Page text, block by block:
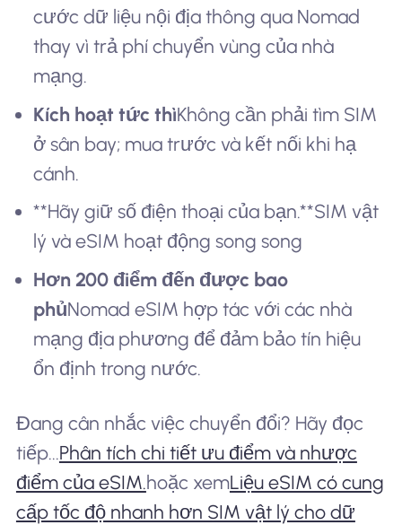
cước dữ liệu nội địa thông qua Nomad
thay vì trả phí chuyển vùng của nhà
mạng.
Kích hoạt tức thìKhông cần phải tìm SIM
ở sân bay; mua trước và kết nối khi hạ
cánh.
**Hãy giữ số điện thoại của bạn.**SIM vật
lý và eSIM hoạt động song song
Hơn 200 điểm đến được bao
phủNomad eSIM hợp tác với các nhà
mạng địa phương để đảm bảo tín hiệu
ổn định trong nước.
Đang cân nhắc việc chuyển đổi? Hãy đọc
tiếp...Phân tích chi tiết ưu điểm và nhược
điểm của eSIM.hoặc xemLiệu eSIM có cung
cấp tốc độ nhanh hơn SIM vật lý cho dữ